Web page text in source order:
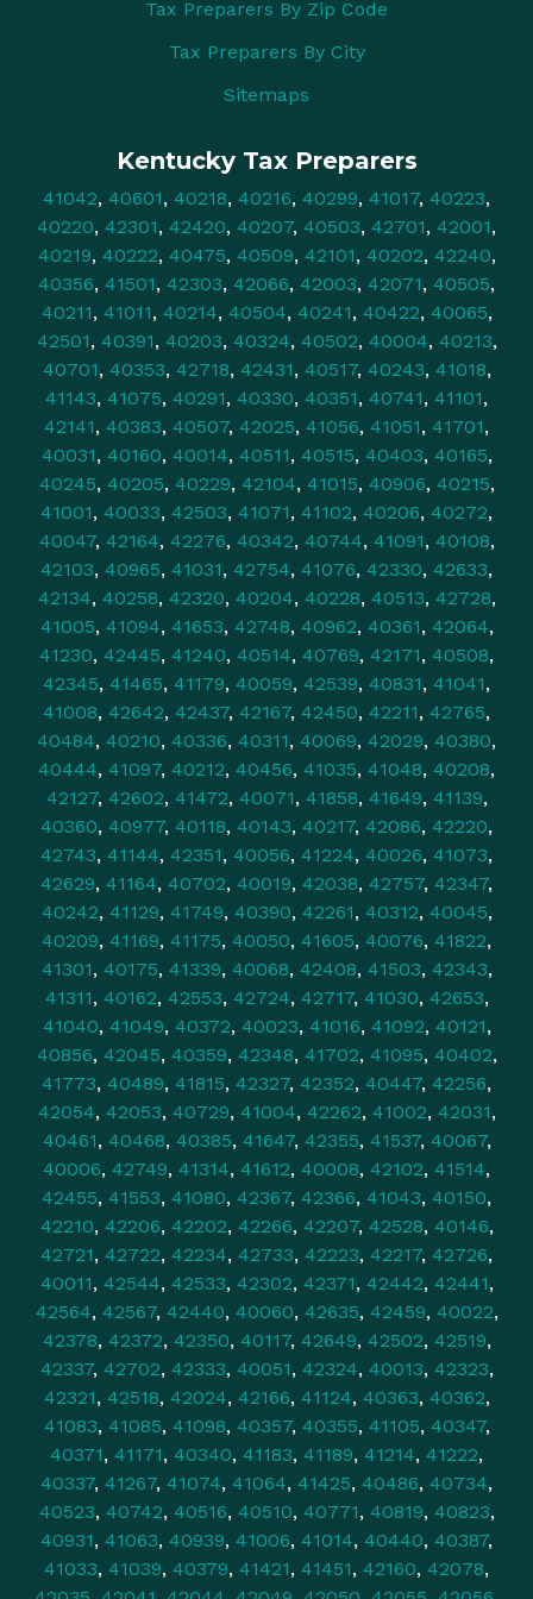
Tax Preparers By Zip Code
Tax Preparers By City
Sitemaps
Kentucky Tax Preparers
41042, 40601, 40218, 40216, 40299, 41017, 40223,
40220, 42301, 42420, 40207, 40503, 42701, 42001,
40219, 40222, 40475, 40509, 42101, 40202, 42240,
40356, 41501, 42303, 42066, 42003, 42071, 40505,
40211, 41011, 40214, 40504, 40241, 40422, 40065,
42501, 40391, 40203, 40324, 40502, 40004, 40213,
40701, 40353, 42718, 42431, 40517, 40243, 41018,
41143, 41075, 40291, 40330, 40351, 40741, 41101,
42141, 40383, 40507, 42025, 41056, 41051, 41701,
40031, 40160, 40014, 40511, 40515, 40403, 40165,
40245, 40205, 40229, 42104, 41015, 40906, 40215,
41001, 40033, 42503, 41071, 41102, 40206, 40272,
40047, 42164, 42276, 40342, 40744, 41091, 40108,
42103, 40965, 41031, 42754, 41076, 42330, 42633,
42134, 40258, 42320, 40204, 40228, 40513, 42728,
41005, 41094, 41653, 42748, 40962, 40361, 42064,
41230, 42445, 41240, 40514, 40769, 42171, 40508,
42345, 41465, 41179, 40059, 42539, 40831, 41041,
41008, 42642, 42437, 42167, 42450, 42211, 42765,
40484, 40210, 40336, 40311, 40069, 42029, 40380,
40444, 41097, 40212, 40456, 41035, 41048, 40208,
42127, 42602, 41472, 40071, 41858, 41649, 41139,
40360, 40977, 40118, 40143, 40217, 42086, 42220,
42743, 41144, 42351, 40056, 41224, 40026, 41073,
42629, 41164, 40702, 40019, 42038, 42757, 42347,
40242, 41129, 41749, 40390, 42261, 40312, 40045,
40209, 41169, 41175, 40050, 41605, 40076, 41822,
41301, 40175, 41339, 40068, 42408, 41503, 42343,
41311, 40162, 42553, 42724, 42717, 41030, 42653,
41040, 41049, 40372, 40023, 41016, 41092, 40121,
40856, 42045, 40359, 42348, 41702, 41095, 40402,
41773, 40489, 41815, 42327, 42352, 40447, 42256,
42054, 42053, 40729, 41004, 42262, 41002, 42031,
40461, 40468, 40385, 41647, 42355, 41537, 40067,
40006, 42749, 41314, 41612, 40008, 42102, 41514,
42455, 41553, 41080, 42367, 42366, 41043, 40150,
42210, 42206, 42202, 42266, 42207, 42528, 40146,
42721, 42722, 42234, 42733, 42223, 42217, 42726,
40011, 42544, 42533, 42302, 42371, 42442, 42441,
42564, 42567, 42440, 40060, 42635, 42459, 40022,
42378, 42372, 42350, 40117, 42649, 42502, 42519,
42337, 42702, 42333, 40051, 42324, 40013, 42323,
42321, 42518, 42024, 42166, 41124, 40363, 40362,
41083, 41085, 41098, 40357, 40355, 41105, 40347,
40371, 41171, 40340, 41183, 41189, 41214, 41222,
40337, 41267, 41074, 41064, 41425, 40486, 40734,
40523, 40742, 40516, 40510, 40771, 40819, 40823,
40931, 41063, 40939, 41006, 41014, 40440, 40387,
41033, 41039, 40379, 41421, 41451, 42160, 42078,